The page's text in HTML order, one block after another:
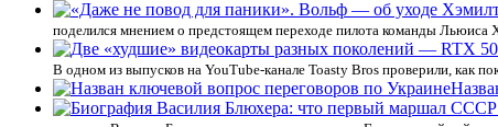
поделился мнением о предстоящем переходе пилота команды
В одном из выпусков на YouTube-канале Toasty Bros проверили, как